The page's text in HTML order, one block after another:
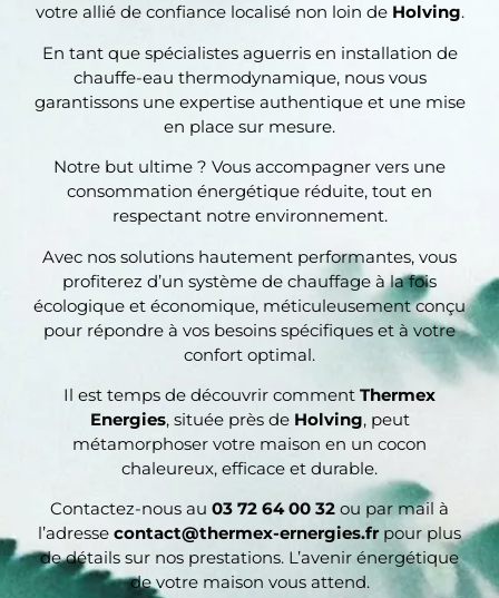
votre allié de confiance localisé non loin de Holving.
En tant que spécialistes aguerris en installation de
chauffe-eau thermodynamique, nous vous
garantissons une expertise authentique et une mise
en place sur mesure.
Notre but ultime ? Vous accompagner vers une
consommation énergétique réduite, tout en
respectant notre environnement.
Avec nos solutions hautement performantes, vous
profiterez d’un système de chauffage à la fois
écologique et économique, méticuleusement conçu
pour répondre à vos besoins spécifiques et à votre
confort optimal.
Il est temps de découvrir comment Thermex
Energies, située près de Holving, peut
métamorphoser votre maison en un cocon
chaleureux, efficace et durable.
Contactez-nous au 03 72 64 00 32 ou par mail à
l’adresse contact@thermex-ernergies.fr pour plus
de détails sur nos prestations. L’avenir énergétique
de votre maison vous attend.